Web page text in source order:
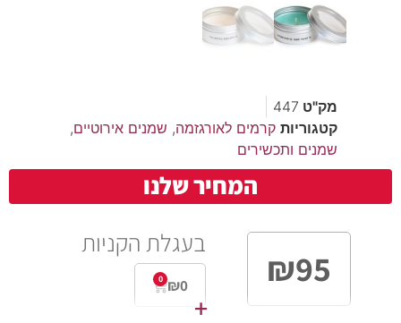
המחיר שלנו
₪95
בעגלת הקניות
₪0
0
+
מק"ט 447
קטגוריות קרמים לאורגזמה, שמנים אירוטיים,
שמנים ותכשירים